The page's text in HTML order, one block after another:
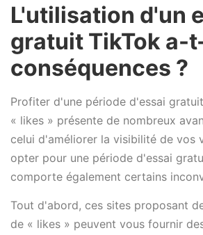
L'utilisation d'un
gratuit TikTok a-
conséquences ?
Profiter d'une période d'essai
« likes » présente de nombreux
celui d'améliorer la visibilité de vos
opter pour une période d'essai
comporte également certains
Tout d'abord, ces sites proposant
de « likes » peuvent vous fournir